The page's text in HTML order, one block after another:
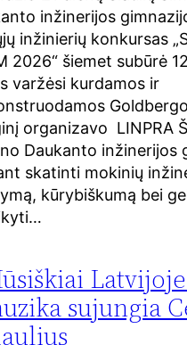
inžinerijos
inžinierių konkursas
2026“ šiemet subūrė
varžėsi kurdamos ir
organizavo LINPRA
Daukanto inžinerijos
skatinti mokinių
kūrybiškumą bei
sujungia